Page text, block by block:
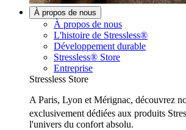
À propos de nous
À propos de nous
L'histoire de Stressless®
Développement durable
Stressless® Store
Entreprise
Stressless Store
A Paris, Lyon et Mérignac, découvrez
exclusivement dédiées aux produits
l'univers du confort absolu.